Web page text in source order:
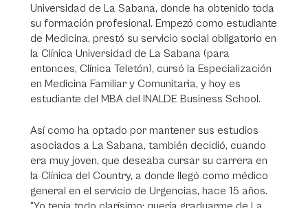
Universidad de La Sabana, donde ha obtenido toda
su formación profesional. Empezó como estudiante
de Medicina, prestó su servicio social obligatorio en
la Clínica Universidad de La Sabana (para
entonces, Clínica Teletón), cursó la Especialización
en Medicina Familiar y Comunitaria, y hoy es
estudiante del MBA del INALDE Business School.
Así como ha optado por mantener sus estudios
asociados a La Sabana, también decidió, cuando
era muy joven, que deseaba cursar su carrera en
la Clínica del Country, a donde llegó como médico
general en el servicio de Urgencias, hace 15 años.